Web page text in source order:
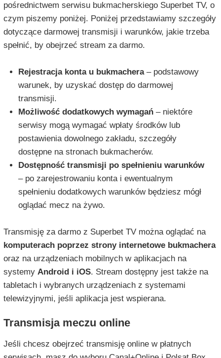
pośrednictwem serwisu bukmacherskiego Superbet TV, o
czym piszemy poniżej. Poniżej przedstawiamy szczegóły
dotyczące darmowej transmisji i warunków, jakie trzeba
spełnić, by obejrzeć stream za darmo.
Rejestracja konta u bukmachera– podstawowy
warunek, by uzyskać dostęp do darmowej
transmisji.
Możliwość dodatkowych wymagań– niektóre
serwisy mogą wymagać wpłaty środków lub
postawienia dowolnego zakładu, szczegóły
dostępne na stronach bukmacherów.
Dostępność transmisji po spełnieniu warunków
– po zarejestrowaniu konta i ewentualnym
spełnieniu dodatkowych warunków będziesz mógł
oglądać mecz na żywo.
Transmisję za darmo z Superbet TV można oglądać na
komputerach poprzez strony internetowe bukmachera
oraz na urządzeniach mobilnych w aplikacjach na
systemy Android i iOS. Stream dostępny jest także na
tabletach i wybranych urządzeniach z systemami
telewizyjnymi, jeśli aplikacja jest wspierana.
Transmisja meczu online
Jeśli chcesz obejrzeć transmisję online w płatnych